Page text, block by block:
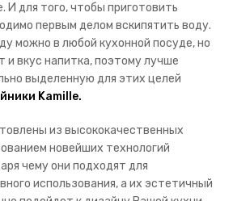
И для того, чтобы приготовить
первым делом вскипятить воду.
можно в любой кухонной посуде, но
и вкус напитка, поэтому лучше
выделенную для этих целей
Kamille.
из высококачественных
новейших технологий
чему они подходят для
использования, а их эстетичный